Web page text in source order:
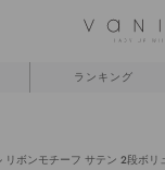
ランキング
ボンモチーフ サテン 2段ボ